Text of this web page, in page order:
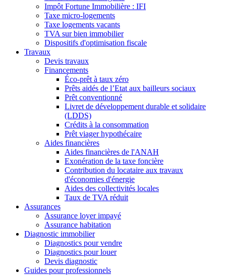
Impôt Fortune Immobilière : IFI
Taxe micro-logements
Taxe logements vacants
TVA sur bien immobilier
Dispositifs d'optimisation fiscale
Travaux
Devis travaux
Financements
Éco-prêt à taux zéro
Prêts aidés de l’Etat aux bailleurs sociaux
Prêt conventionné
Livret de développement durable et solidaire
(LDDS)
Crédits à la consommation
Prêt viager hypothécaire
Aides financières
Aides financières de l'ANAH
Exonération de la taxe foncière
Contribution du locataire aux travaux
d'économies d'énergie
Aides des collectivités locales
Taux de TVA réduit
Assurances
Assurance loyer impayé
Assurance habitation
Diagnostic immobilier
Diagnostics pour vendre
Diagnostics pour louer
Devis diagnostic
Guides pour professionnels